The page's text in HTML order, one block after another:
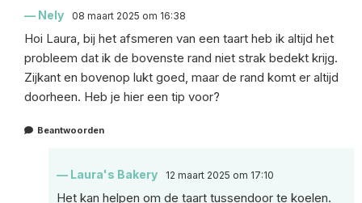
Nely 08 maart 2025 om 16:38
Hoi Laura, bij het afsmeren van een taart heb ik altijd het
probleem dat ik de bovenste rand niet strak bedekt krijg.
Zijkant en bovenop lukt goed, maar de rand komt er altijd
doorheen. Heb je hier een tip voor?
Beantwoorden
Laura's Bakery 12 maart 2025 om 17:10
Het kan helpen om de taart tussendoor te koelen.